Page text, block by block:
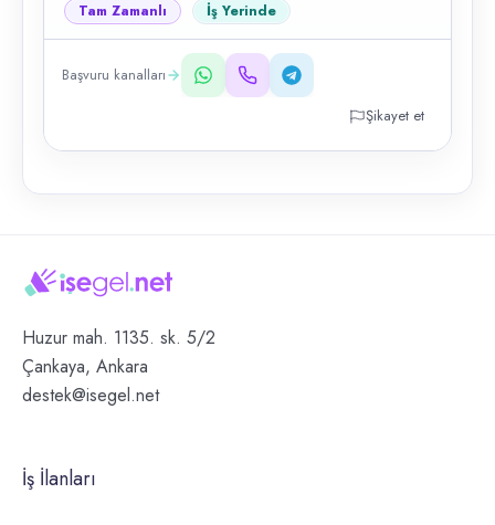
Tam Zamanlı İş Yerinde
Başvuru kanalları
Şikayet et
Huzur mah. 1135. sk. 5/2
Çankaya, Ankara
destek@isegel.net
İş İlanları